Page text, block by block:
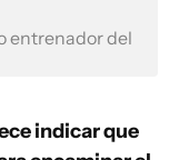
entrenador del
indicar que